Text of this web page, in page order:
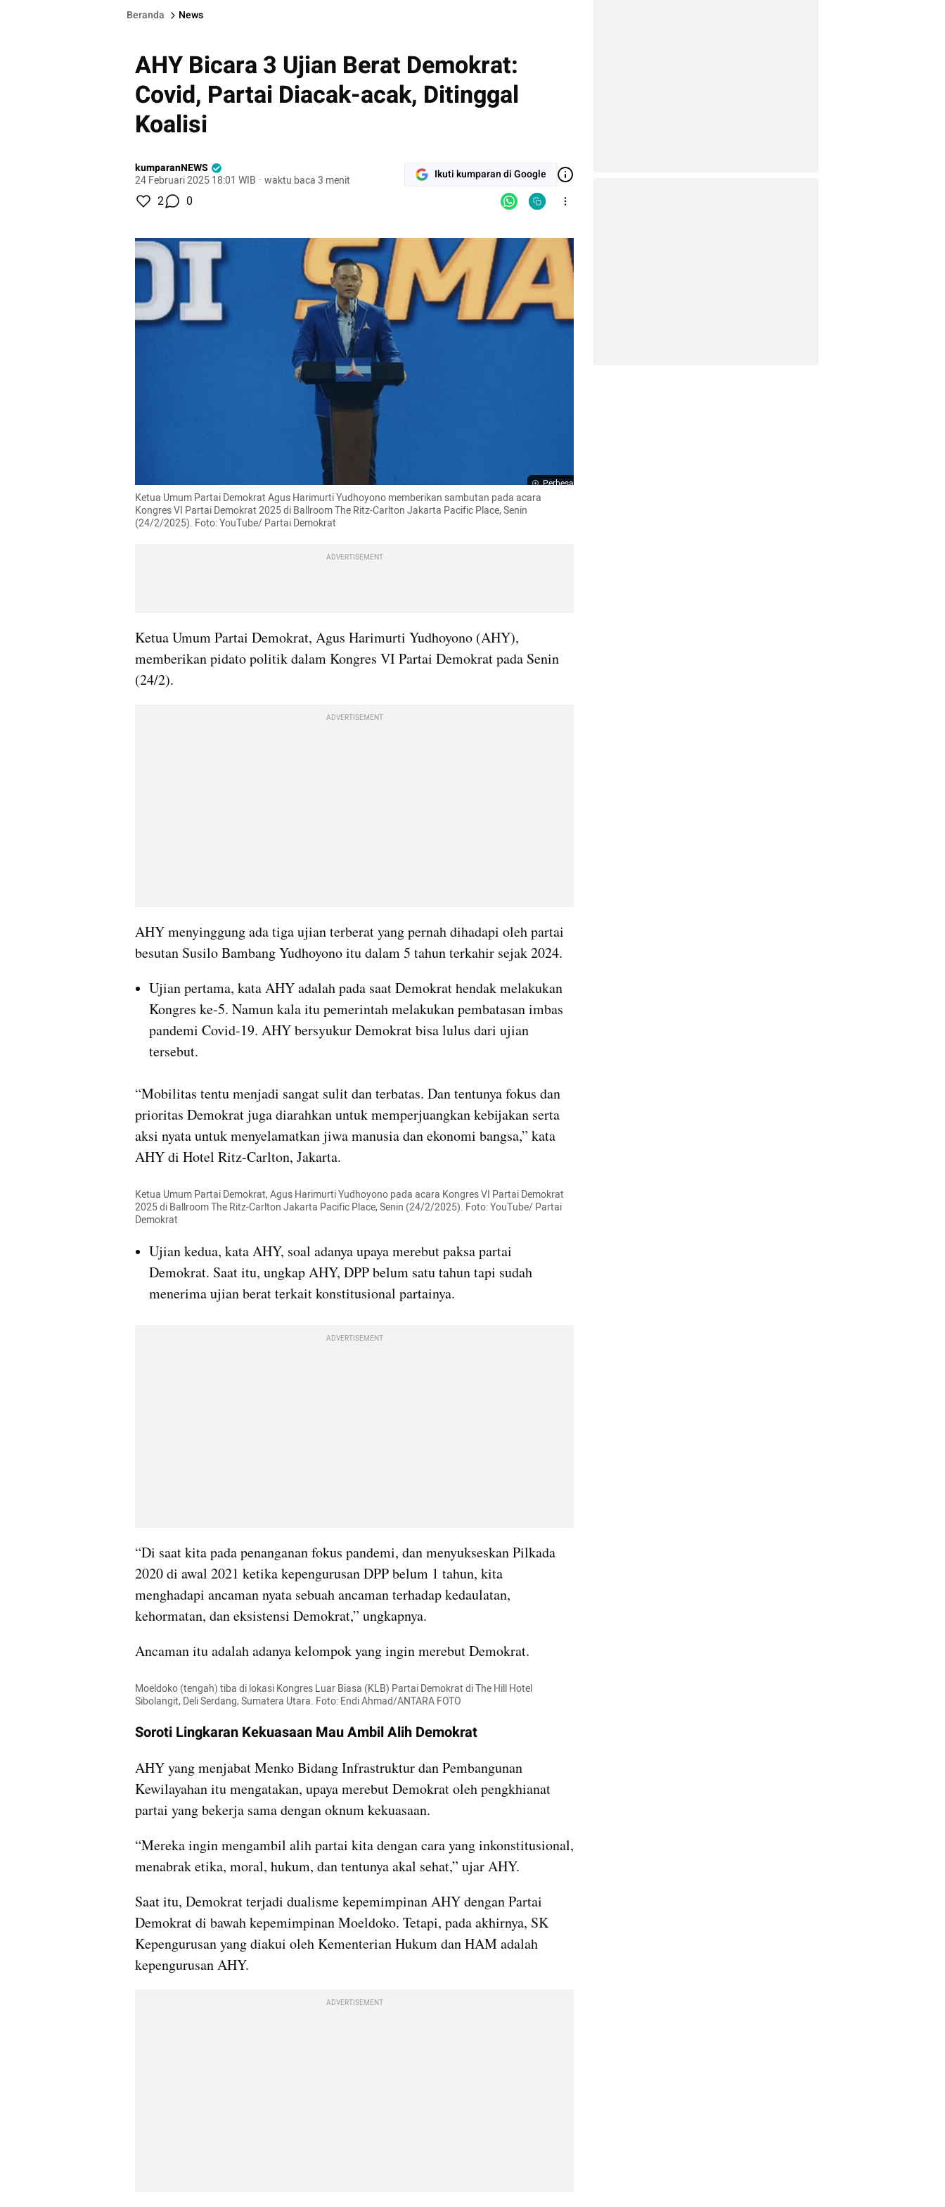
Beranda News
AHY Bicara 3 Ujian Berat Demokrat:
Covid, Partai Diacak-acak, Ditinggal
Koalisi
kumparanNEWS
24 Februari 2025 18:01 WIB · waktu baca 3 menit Ikuti kumparan di Google
2 0
Perbesar
Ketua Umum Partai Demokrat Agus Harimurti Yudhoyono memberikan sambutan pada acara
Kongres VI Partai Demokrat 2025 di Ballroom The Ritz-Carlton Jakarta Pacific Place, Senin
(24/2/2025). Foto: YouTube/ Partai Demokrat
ADVERTISEMENT
Ketua Umum Partai Demokrat, Agus Harimurti Yudhoyono (AHY),
memberikan pidato politik dalam Kongres VI Partai Demokrat pada Senin
(24/2).
ADVERTISEMENT
AHY menyinggung ada tiga ujian terberat yang pernah dihadapi oleh partai
besutan Susilo Bambang Yudhoyono itu dalam 5 tahun terkahir sejak 2024.
Ujian pertama, kata AHY adalah pada saat Demokrat hendak melakukan
Kongres ke-5. Namun kala itu pemerintah melakukan pembatasan imbas
pandemi Covid-19. AHY bersyukur Demokrat bisa lulus dari ujian
tersebut.
“Mobilitas tentu menjadi sangat sulit dan terbatas. Dan tentunya fokus dan
prioritas Demokrat juga diarahkan untuk memperjuangkan kebijakan serta
aksi nyata untuk menyelamatkan jiwa manusia dan ekonomi bangsa,” kata
AHY di Hotel Ritz-Carlton, Jakarta.
Ketua Umum Partai Demokrat, Agus Harimurti Yudhoyono pada acara Kongres VI Partai Demokrat
2025 di Ballroom The Ritz-Carlton Jakarta Pacific Place, Senin (24/2/2025). Foto: YouTube/ Partai
Demokrat
Ujian kedua, kata AHY, soal adanya upaya merebut paksa partai
Demokrat. Saat itu, ungkap AHY, DPP belum satu tahun tapi sudah
menerima ujian berat terkait konstitusional partainya.
ADVERTISEMENT
“Di saat kita pada penanganan fokus pandemi, dan menyukseskan Pilkada
2020 di awal 2021 ketika kepengurusan DPP belum 1 tahun, kita
menghadapi ancaman nyata sebuah ancaman terhadap kedaulatan,
kehormatan, dan eksistensi Demokrat,” ungkapnya.
Ancaman itu adalah adanya kelompok yang ingin merebut Demokrat.
Moeldoko (tengah) tiba di lokasi Kongres Luar Biasa (KLB) Partai Demokrat di The Hill Hotel
Sibolangit, Deli Serdang, Sumatera Utara. Foto: Endi Ahmad/ANTARA FOTO
Soroti Lingkaran Kekuasaan Mau Ambil Alih Demokrat
AHY yang menjabat Menko Bidang Infrastruktur dan Pembangunan
Kewilayahan itu mengatakan, upaya merebut Demokrat oleh pengkhianat
partai yang bekerja sama dengan oknum kekuasaan.
“Mereka ingin mengambil alih partai kita dengan cara yang inkonstitusional,
menabrak etika, moral, hukum, dan tentunya akal sehat,” ujar AHY.
Saat itu, Demokrat terjadi dualisme kepemimpinan AHY dengan Partai
Demokrat di bawah kepemimpinan Moeldoko. Tetapi, pada akhirnya, SK
Kepengurusan yang diakui oleh Kementerian Hukum dan HAM adalah
kepengurusan AHY.
ADVERTISEMENT